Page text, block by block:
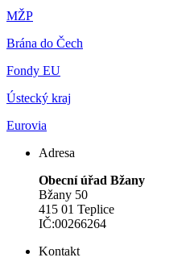
MŽP
Brána do Čech
Fondy EU
Ústecký kraj
Eurovia
Adresa
Obecní úřad Bžany
Bžany 50
415 01 Teplice
IČ:00266264
Kontakt